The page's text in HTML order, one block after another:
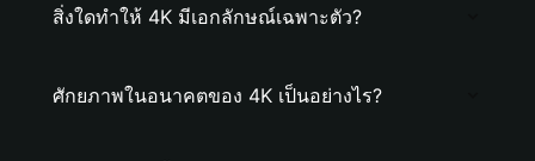
สิ่งใดทำให้ 4K มีเอกลักษณ์เฉพาะตัว?
ศักยภาพในอนาคตของ 4K เป็นอย่างไร?